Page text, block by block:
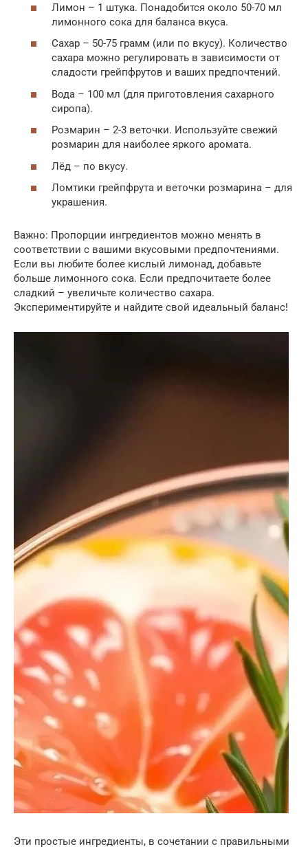
Лимон – 1 штука. Понадобится около 50-70 мл
лимонного сока для баланса вкуса.
Сахар – 50-75 грамм (или по вкусу). Количество
сахара можно регулировать в зависимости от
сладости грейпфрутов и ваших предпочтений.
Вода – 100 мл (для приготовления сахарного
сиропа).
Розмарин – 2-3 веточки. Используйте свежий
розмарин для наиболее яркого аромата.
Лёд – по вкусу.
Ломтики грейпфрута и веточки розмарина – для
украшения.
Важно: Пропорции ингредиентов можно менять в
соответствии с вашими вкусовыми предпочтениями.
Если вы любите более кислый лимонад, добавьте
больше лимонного сока. Если предпочитаете более
сладкий – увеличьте количество сахара.
Экспериментируйте и найдите свой идеальный баланс!
Эти простые ингредиенты, в сочетании с правильными